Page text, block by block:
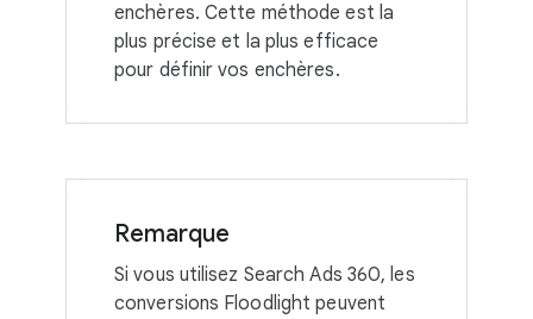
enchères. Cette méthode est la
plus précise et la plus efficace
pour définir vos enchères.
Remarque
Si vous utilisez Search Ads 360, les
conversions Floodlight peuvent